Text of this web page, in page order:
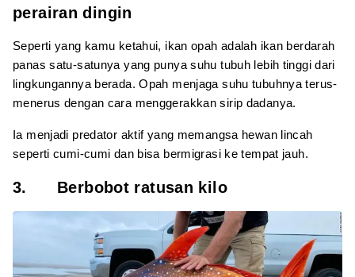
perairan dingin
Seperti yang kamu ketahui, ikan opah adalah ikan berdarah
panas satu-satunya yang punya suhu tubuh lebih tinggi dari
lingkungannya berada. Opah menjaga suhu tubuhnya terus-
menerus dengan cara menggerakkan sirip dadanya.
Ia menjadi predator aktif yang memangsa hewan lincah
seperti cumi-cumi dan bisa bermigrasi ke tempat jauh.
3. Berbobot ratusan kilo